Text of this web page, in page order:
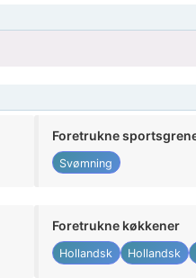
Foretrukne
Svømning
Foretrukne køkkener
Hollandsk Hollandsk